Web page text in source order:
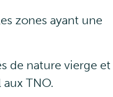
zones ayant une
de nature vierge et
TNO.